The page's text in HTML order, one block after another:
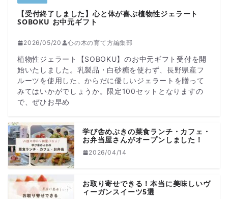
【受付終了しました】心と体が喜ぶ植物性ジェラート
SOBOKU お中元ギフト
2026/05/20 心の木の育て方編集部
植物性ジェラート【SOBOKU】のお中元ギフト受付を開
始いたしました。乳製品・白砂糖を使わず、長野県産フ
ルーツを使用した、からだに優しいジェラートを贈って
みてはいかがでしょうか。限定100セットとなりますの
で、ぜひお早め
学び舎めぶきの菜食ランチ・カフェ・
お弁当屋さんがオープンしました！
2026/04/14
お取り寄せできる！本当に美味しいヴ
ィーガンスイーツ5選